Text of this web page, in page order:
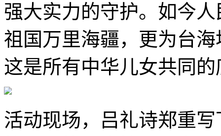
强大实力的守护。如今
祖国万里海疆，更为台
这是所有中华儿女共同的
活动现场，吕礼诗郑重